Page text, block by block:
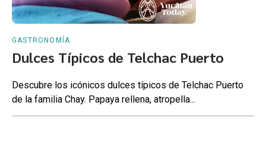
GASTRONOMÍA
Dulces Típicos de Telchac Puerto
Descubre los icónicos dulces típicos de Telchac Puerto
de la familia Chay. Papaya rellena, atropella...